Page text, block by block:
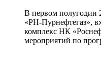
В первом полугодии
«РН-Пурнефтегаз»,
комплекс НК
мероприятий по